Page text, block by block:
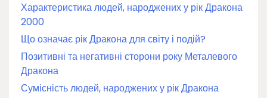
Характеристика людей, народжених у рік Дракона
2000
Що означає рік Дракона для світу і подій?
Позитивні та негативні сторони року Металевого
Дракона
Сумісність людей, народжених у рік Дракона